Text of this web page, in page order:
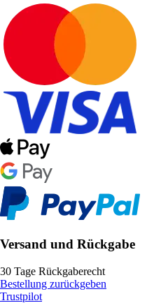
Versand und Rückgabe
30 Tage Rückgaberecht
Bestellung zurückgeben
Trustpilot